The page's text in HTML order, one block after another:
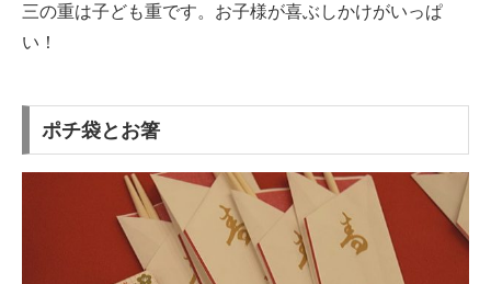
三の重は子ども重です。お子様が喜ぶしかけがいっぱ
い！
ポチ袋とお箸